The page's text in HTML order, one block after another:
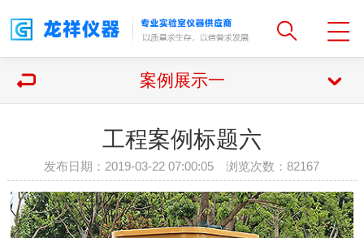
案例展示一
工程案例标题六
发布日期：2019-03-22 07:00:05 浏览次数：82167